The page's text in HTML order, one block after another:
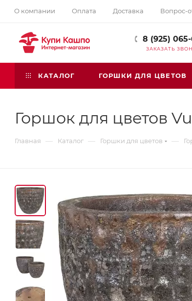
О компании Оплата Доставка Вопрос-
8 (925)
ЗАКАЗАТЬ
КАТАЛОГ ГОРШКИ ДЛЯ ЦВЕТОВ
Горшок для цветов
Главная — Каталог — Горшки для цветов —